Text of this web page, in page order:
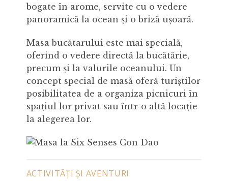
bogate în arome, servite cu o vedere
panoramică la ocean și o briză ușoară.
Masa bucătarului este mai specială,
oferind o vedere directă la bucătărie,
precum și la valurile oceanului. Un
concept special de masă oferă turiștilor
posibilitatea de a organiza picnicuri în
spațiul lor privat sau într-o altă locație
la alegerea lor.
ACTIVITĂȚI ȘI AVENTURI